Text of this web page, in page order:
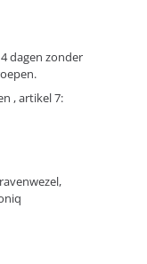
dagen zonder
, artikel 7: